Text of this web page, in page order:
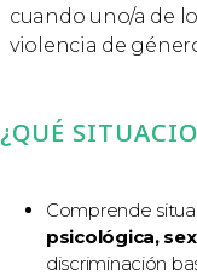
cuando uno/a de
violencia de
¿QUÉ
Comprende
psicológica,
discriminación